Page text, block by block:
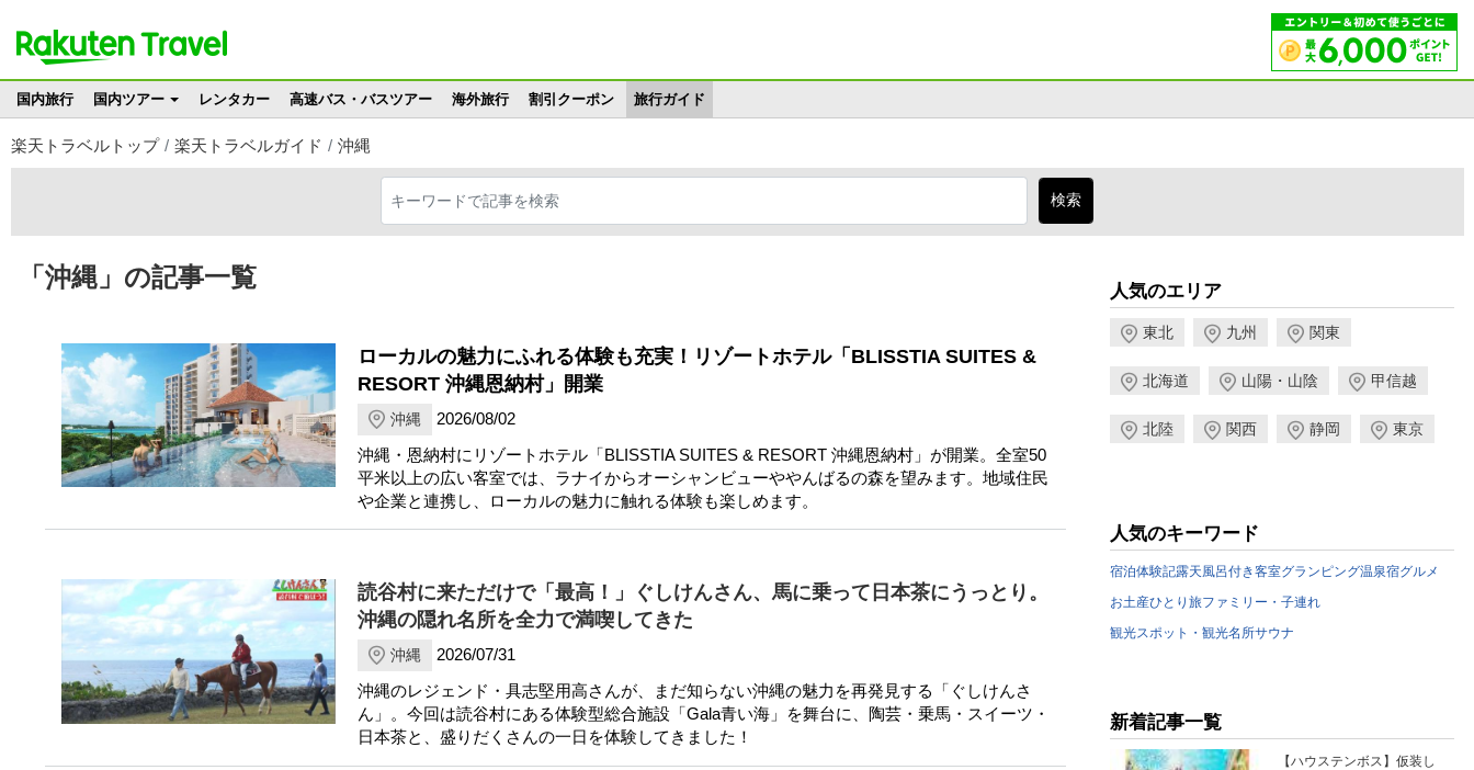
国内旅行 国内ツアー レンタカー 高速バス・バスツアー 海外旅行 割引クーポン 旅行ガイド
楽天トラベルトップ 楽天トラベルガイド 沖縄
「沖縄」の記事一覧
ローカルの魅力にふれる体験も充実！リゾートホテル「BLISSTIA SUITES &
RESORT 沖縄恩納村」開業
沖縄
2026/08/02
沖縄・恩納村にリゾートホテル「BLISSTIA SUITES & RESORT 沖縄恩納村」が開業。全室50
平米以上の広い客室では、ラナイからオーシャンビューややんばるの森を望みます。地域住民
や企業と連携し、ローカルの魅力に触れる体験も楽しめます。
読谷村に来ただけで「最高！」ぐしけんさん、馬に乗って日本茶にうっとり。
沖縄の隠れ名所を全力で満喫してきた
沖縄
2026/07/31
沖縄のレジェンド・具志堅用高さんが、まだ知らない沖縄の魅力を再発見する「ぐしけんさ
ん」。今回は読谷村にある体験型総合施設「Gala青い海」を舞台に、陶芸・乗馬・スイーツ・
日本茶と、盛りだくさんの一日を体験してきました！
人気のエリア
東北 九州 関東
北海道 山陽・山陰 甲信越
北陸 関西 静岡 東京
人気のキーワード
宿泊体験記露天風呂付き客室グランピング温泉宿グルメ
お土産ひとり旅ファミリー・子連れ
観光スポット・観光名所サウナ
新着記事一覧
【ハウステンボス】仮装し